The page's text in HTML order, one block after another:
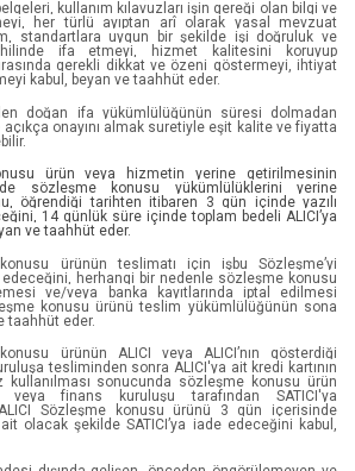
kullanım kılavuzları işin gereği olan bilgi ve
her türlü ayıptan arî olarak yasal mevzuat
standartlara uygun bir şekilde işi doğruluk ve
ifa etmeyi, hizmet kalitesini koruyup
gerekli dikkat ve özeni göstermeyi, ihtiyat
kabul, beyan ve taahhüt eder.
doğan ifa yükümlülüğünün süresi dolmadan
açıkça onayını almak suretiyle eşit kalite ve fiyatta
ürün veya hizmetin yerine getirilmesinin
sözleşme konusu yükümlülüklerini yerine
öğrendiği tarihten itibaren 3 gün içinde yazılı
14 günlük süre içinde toplam bedeli ALICI’ya
ve taahhüt eder.
ürünün teslimatı için işbu Sözleşme’yi
herhangi bir nedenle sözleşme konusu
ve/veya banka kayıtlarında iptal edilmesi
konusu ürünü teslim yükümlülüğünün sona
taahhüt eder.
ürünün ALICI veya ALICI’nın gösterdiği
tesliminden sonra ALICI'ya ait kredi kartının
kullanılması sonucunda sözleşme konusu ürün
finans kuruluşu tarafından SATICI'ya
Sözleşme konusu ürünü 3 gün içerisinde
olacak şekilde SATICI’ya iade edeceğini kabul,